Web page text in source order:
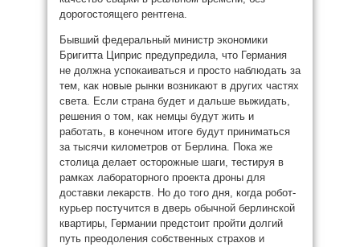
дорогостоящего рентгена.
Бывший федеральный министр экономики
Бригитта Циприс предупредила, что Германия
не должна успокаиваться и просто наблюдать за
тем, как новые рынки возникают в других частях
света. Если страна будет и дальше выжидать,
решения о том, как немцы будут жить и
работать, в конечном итоге будут приниматься
за тысячи километров от Берлина. Пока же
столица делает осторожные шаги, тестируя в
рамках лабораторного проекта дроны для
доставки лекарств. Но до того дня, когда робот-
курьер постучится в дверь обычной берлинской
квартиры, Германии предстоит пройти долгий
путь преодоления собственных страхов и